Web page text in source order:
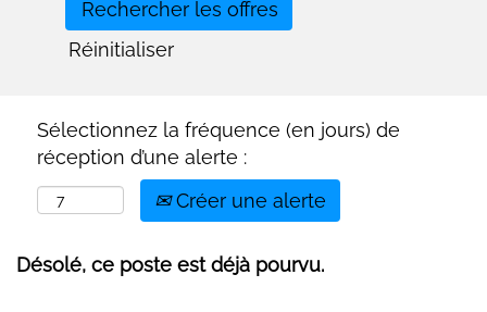
Réinitialiser
Sélectionnez la fréquence (en jours) de
réception d’une alerte :
Créer une alerte
Désolé, ce poste est déjà pourvu.